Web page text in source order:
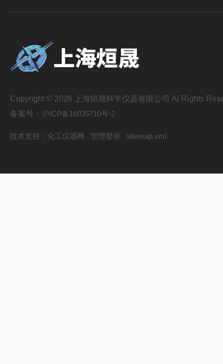
Copyright © 2026 上海烜晟科学仪器有限公司 Al Rights
备案号： 沪ICP备16035710号-2
技术支持： 化工仪器网 管理登录 sitemap.xml